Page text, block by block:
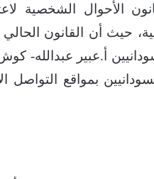
الأحوال الشخصية
حيث أن القانون الحالي
أ.عبير عبدالله-
بمواقع التواصل